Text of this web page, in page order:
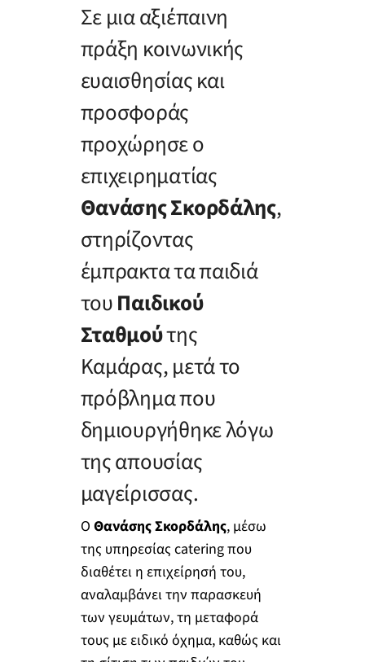
Σε μια αξιέπαινη
πράξη κοινωνικής
ευαισθησίας και
προσφοράς
προχώρησε ο
επιχειρηματίας
Θανάσης Σκορδάλης,
στηρίζοντας
έμπρακτα τα παιδιά
τουΠαιδικού
Σταθμούτης
Καμάρας, μετά το
πρόβλημα που
δημιουργήθηκε λόγω
της απουσίας
μαγείρισσας.
Ο Θανάσης Σκορδάλης, μέσω
της υπηρεσίας catering που
διαθέτει η επιχείρησή του,
αναλαμβάνει την παρασκευή
των γευμάτων, τη μεταφορά
τους με ειδικό όχημα, καθώς και